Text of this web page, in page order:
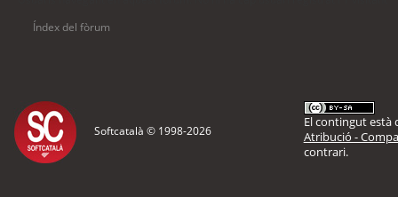
Índex del fòrum
Softcatalà © 1998-2026
El contingut està
Atribució -
contrari.